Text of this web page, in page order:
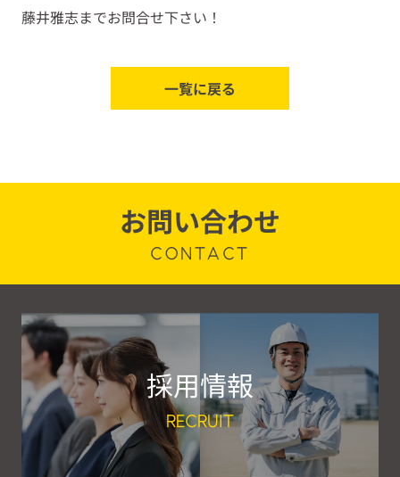
藤井雅志までお問合せ下さい！
一覧に戻る
お問い合わせ
CONTACT
採用情報
RECRUIT